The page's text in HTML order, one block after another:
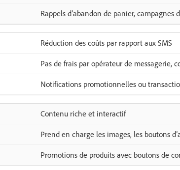
Rappels d’abandon de panier, campagnes
Réduction des coûts par rapport aux SMS
Pas de frais par opérateur de messagerie,
Notifications promotionnelles ou
Contenu riche et interactif
Prend en charge les images, les boutons
Promotions de produits avec boutons de